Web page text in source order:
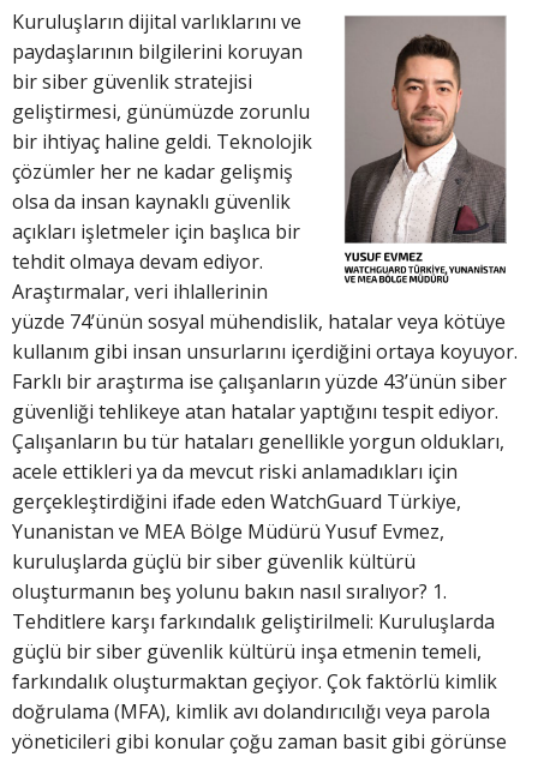
Kuruluşların dijital varlıklarını ve
paydaşlarının bilgilerini koruyan
bir siber güvenlik stratejisi
geliştirmesi, günümüzde zorunlu
bir ihtiyaç haline geldi. Teknolojik
çözümler her ne kadar gelişmiş
olsa da insan kaynaklı güvenlik
açıkları işletmeler için başlıca bir
tehdit olmaya devam ediyor.
Araştırmalar, veri ihlallerinin
yüzde 74’ünün sosyal mühendislik, hatalar veya kötüye
kullanım gibi insan unsurlarını içerdiğini ortaya koyuyor.
Farklı bir araştırma ise çalışanların yüzde 43’ünün siber
güvenliği tehlikeye atan hatalar yaptığını tespit ediyor.
Çalışanların bu tür hataları genellikle yorgun oldukları,
acele ettikleri ya da mevcut riski anlamadıkları için
gerçekleştirdiğini ifade eden WatchGuard Türkiye,
Yunanistan ve MEA Bölge Müdürü Yusuf Evmez,
kuruluşlarda güçlü bir siber güvenlik kültürü
oluşturmanın beş yolunu bakın nasıl sıralıyor? 1.
Tehditlere karşı farkındalık geliştirilmeli: Kuruluşlarda
güçlü bir siber güvenlik kültürü inşa etmenin temeli,
farkındalık oluşturmaktan geçiyor. Çok faktörlü kimlik
doğrulama (MFA), kimlik avı dolandırıcılığı veya parola
yöneticileri gibi konular çoğu zaman basit gibi görünse